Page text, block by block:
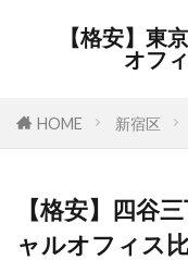
【格安】東
オフ
HOME 新宿区
【格安】四谷
ャルオフィス